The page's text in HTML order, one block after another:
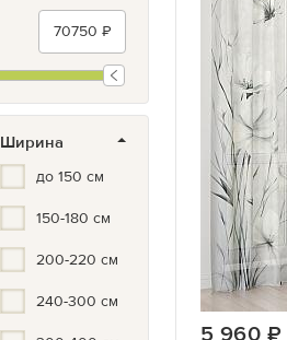
Ширина
до 150 см
150-180 см
200-220 см
240-300 см
5 960